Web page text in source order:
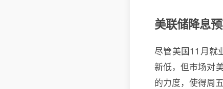
美联储降息
尽管美国11月就
新低，但市场对
的力度，使得周